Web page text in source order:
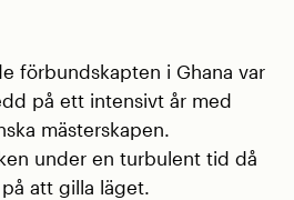
förbundskapten i Ghana var
på ett intensivt år med
mästerskapen.
under en turbulent tid då
att gilla läget.